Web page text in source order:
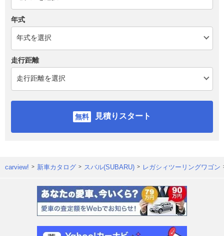
年式
走行距離
見積りスタート
carview! 新車カタログ スバル(SUBARU) レガシィツーリングワゴン